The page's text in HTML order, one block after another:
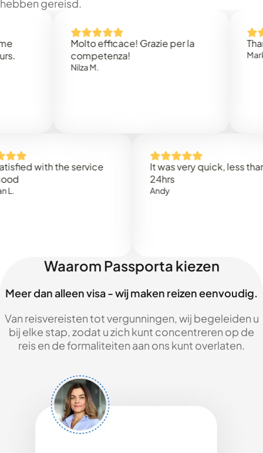
hebben gereisd.
Molto efficace! Grazie per la
competenza!
Thank
Mark N.
with the service
It was very quick, less than
Waarom Passporta kiezen
Meer dan alleen visa - wij maken reizen eenvoudig.
Van reisvereisten tot vergunningen, wij begeleiden u
bij elke stap, zodat u zich kunt concentreren op de
reis en de formaliteiten aan ons kunt overlaten.